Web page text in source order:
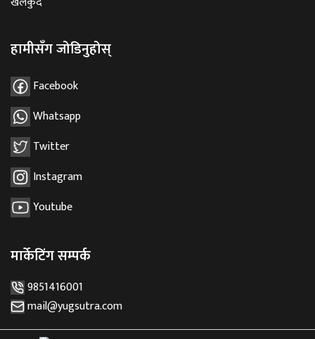
हामीसँग जोडिनुहोस्
Facebook
Whatsapp
Twitter
Instagram
Youtube
मार्केटिंग सम्पर्क
9851416001
mail@yugsutra.com